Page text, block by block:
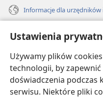
Ustawienia
Używamy plików
technologii, by zapewnić
doświadczenia podczas
serwisu. Niektóre pliki
Informacje dla urzędników
Darowizny
(opens
new
window)BIBLIOTEKA
(opens
new